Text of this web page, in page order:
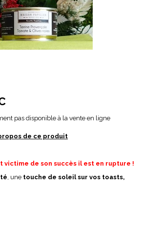
pas disponible à la vente en ligne
de ce produit
victime de son succès il est en rupture !
, une touche de soleil sur vos toasts,